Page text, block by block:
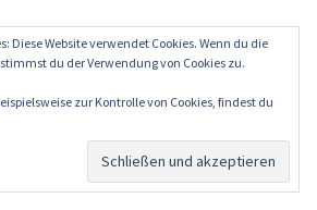
Diese Website verwendet Cookies. Wenn du die
du der Verwendung von Cookies zu.
zur Kontrolle von Cookies, findest du